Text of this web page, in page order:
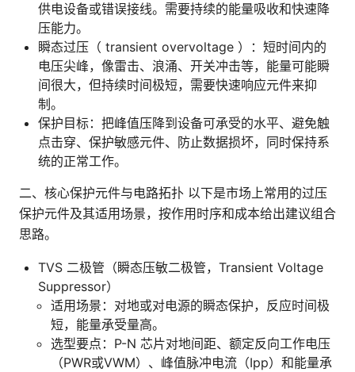
供电设备或错误接线。需要持续的能量吸收和快速降
压能力。
瞬态过压（ transient overvoltage ）：短时间内的
电压尖峰，像雷击、浪涌、开关冲击等，能量可能瞬
间很大，但持续时间极短，需要快速响应元件来抑
制。
保护目标：把峰值压降到设备可承受的水平、避免触
点击穿、保护敏感元件、防止数据损坏，同时保持系
统的正常工作。
二、核心保护元件与电路拓扑 以下是市场上常用的过压
保护元件及其适用场景，按作用时序和成本给出建议组合
思路。
TVS 二极管（瞬态压敏二极管，Transient Voltage
Suppressor）
适用场景：对地或对电源的瞬态保护，反应时间极
短，能量承受量高。
选型要点：P-N 芯片对地间距、额定反向工作电压
（PWR或VWM）、峰值脉冲电流（Ipp）和能量承